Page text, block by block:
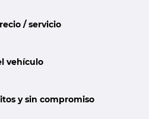
/ servicio
vehículo
y sin compromiso